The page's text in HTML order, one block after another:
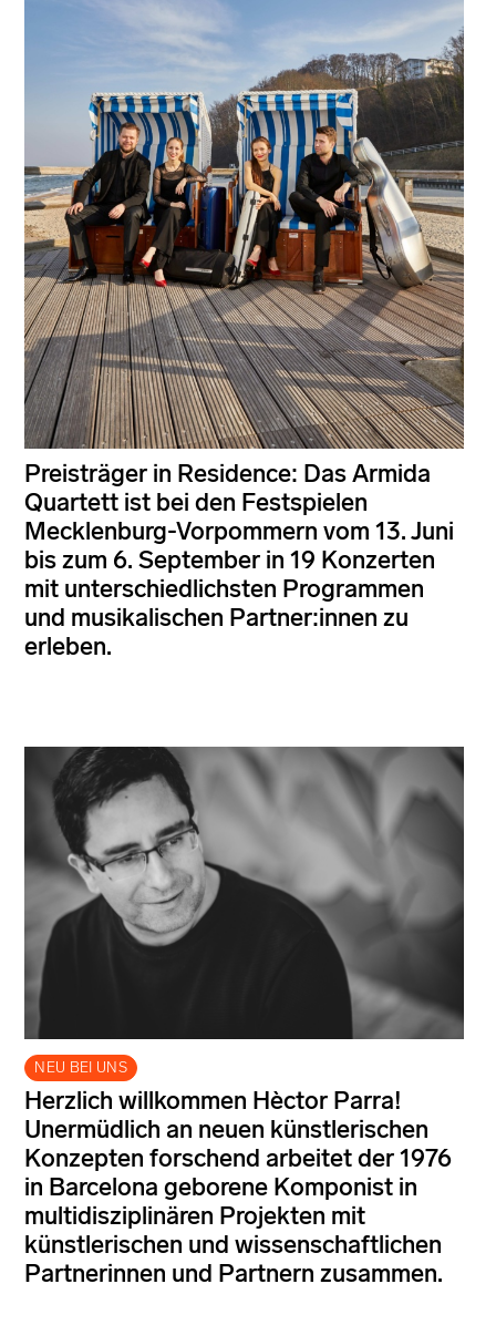
Preisträger in Residence: Das Armida
Quartett ist bei den Festspielen
Mecklenburg-Vorpommern vom 13. Juni
bis zum 6. September in 19 Konzerten
mit unterschiedlichsten Programmen
und musikalischen Partner:innen zu
erleben.
NEU BEI UNS
Herzlich willkommen Hèctor Parra!
Unermüdlich an neuen künstlerischen
Konzepten forschend arbeitet der 1976
in Barcelona geborene Komponist in
multidisziplinären Projekten mit
künstlerischen und wissenschaftlichen
Partnerinnen und Partnern zusammen.